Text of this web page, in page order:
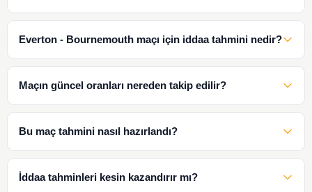
Everton - Bournemouth maçı için iddaa tahmini nedir?
Maçın güncel oranları nereden takip edilir?
Bu maç tahmini nasıl hazırlandı?
İddaa tahminleri kesin kazandırır mı?